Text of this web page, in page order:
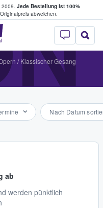
2009. Jede Bestellung ist 100%
abweichen.
StubHub - Wo
/ Klassischer Gesang
Nach Datum
ab
werden pünktlich